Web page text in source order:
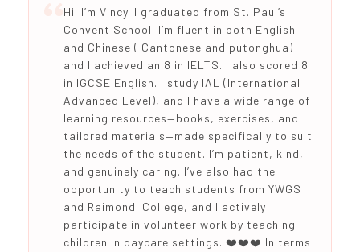
Hi! I’m Vincy. I graduated from St. Paul’s
Convent School. I’m fluent in both English
and Chinese ( Cantonese and putonghua)
and I achieved an 8 in IELTS. I also scored 8
in IGCSE English. I study IAL (International
Advanced Level), and I have a wide range of
learning resources—books, exercises, and
tailored materials—made specifically to suit
the needs of the student. I’m patient, kind,
and genuinely caring. I’ve also had the
opportunity to teach students from YWGS
and Raimondi College, and I actively
participate in volunteer work by teaching
children in daycare settings. ❤️❤️❤️ In terms